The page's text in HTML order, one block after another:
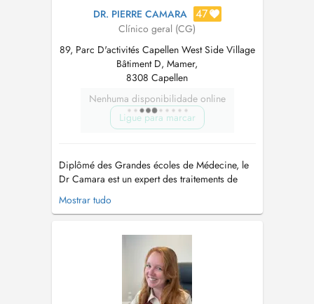
DR. PIERRE CAMARA 47
Clínico geral (CG)
89, Parc D'activités Capellen West Side Village
Bâtiment D, Mamer,
8308 Capellen
Nenhuma disponibilidade online
Ligue para marcar
Diplômé des Grandes écoles de Médecine, le
Dr Camara est un expert des traitements de
réjuvénation, anti-âge et de micro-nutrition. Des
techniques non-invasives qui vous procurent
spectaculaires. Le Dr Camara propose des
protocoles de soins sur mesure...
Mostrar tudo